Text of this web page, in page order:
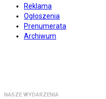
Reklama
Ogłoszenia
Prenumerata
Archiwum
NASZE WYDARZENIA